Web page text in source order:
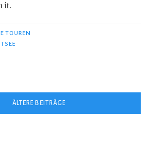
it.
TOUREN
ÄLTERE BEITRÄGE